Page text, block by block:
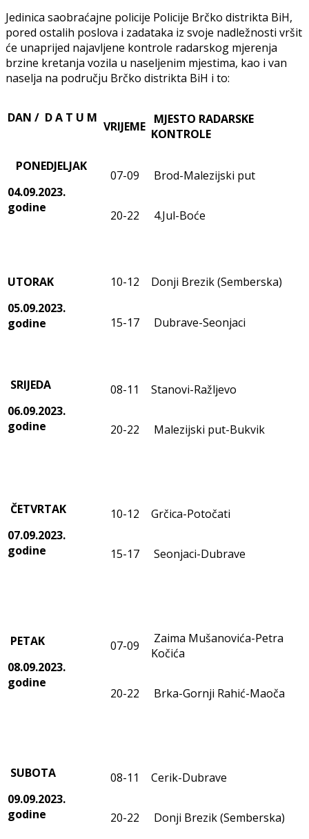
Jedinica saobraćajne policije Policije Brčko distrikta BiH,
pored ostalih poslova i zadataka iz svoje nadležnosti vršit
će unaprijed najavljene kontrole radarskog mjerenja
brzine kretanja vozila u naseljenim mjestima, kao i van
naselja na području Brčko distrikta BiH i to:
DAN / D A T U M
VRIJEME MJESTO RADARSKE
KONTROLE
PONEDJELJAK
04.09.2023.
godine
07-09 Brod-Malezijski put
20-22 4.Jul-Boće
UTORAK
05.09.2023.
godine
10-12 Donji Brezik (Semberska)
15-17 Dubrave-Seonjaci
SRIJEDA
06.09.2023.
godine
08-11 Stanovi-Ražljevo
20-22 Malezijski put-Bukvik
ČETVRTAK
07.09.2023.
godine
10-12 Grčica-Potočati
15-17 Seonjaci-Dubrave
PETAK
08.09.2023.
godine
07-09
Zaima Mušanovića-Petra
Kočića
20-22 Brka-Gornji Rahić-Maoča
SUBOTA
09.09.2023.
godine
08-11 Cerik-Dubrave
20-22 Donji Brezik (Semberska)